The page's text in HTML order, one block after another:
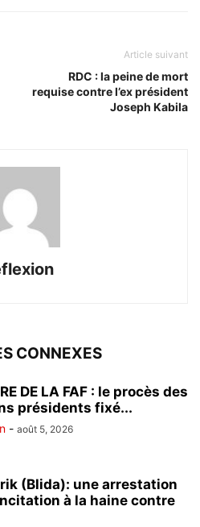
Article suivant
RDC : la peine de mort
requise contre l’ex président
Joseph Kabila
CONNEXES
DE LA FAF : le procès des
présidents fixé...
- août 5, 2026
(Blida): une arrestation
à la haine contre